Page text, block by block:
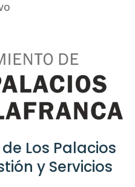
Los Palacios
y Servicios